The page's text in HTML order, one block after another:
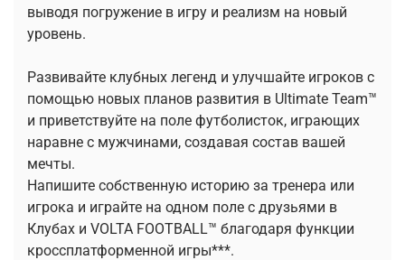
выводя погружение в игру и реализм на новый
уровень.
Развивайте клубных легенд и улучшайте игроков с
помощью новых планов развития в Ultimate Team™
и приветствуйте на поле футболисток, играющих
наравне с мужчинами, создавая состав вашей
мечты.
Напишите собственную историю за тренера или
игрока и играйте на одном поле с друзьями в
Клубах и VOLTA FOOTBALL™ благодаря функции
кроссплатформенной игры***.